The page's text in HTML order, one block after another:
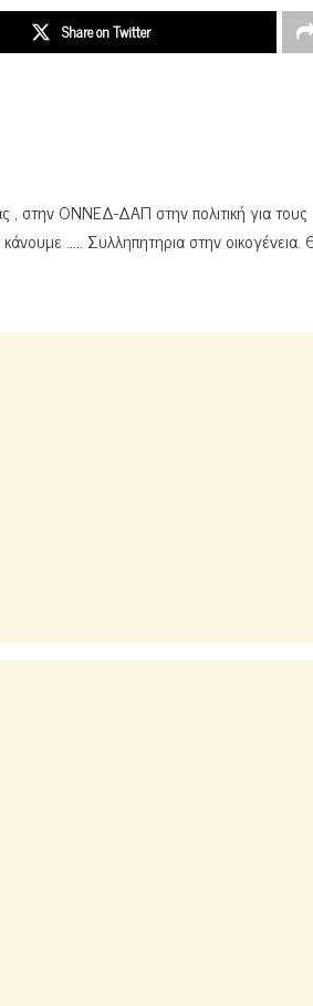
Share on Twitter
, στην ΟΝΝΕΔ-ΔΑΠ στην πολιτική για τους
….. Συλληπητηρια στην οικογένεια.